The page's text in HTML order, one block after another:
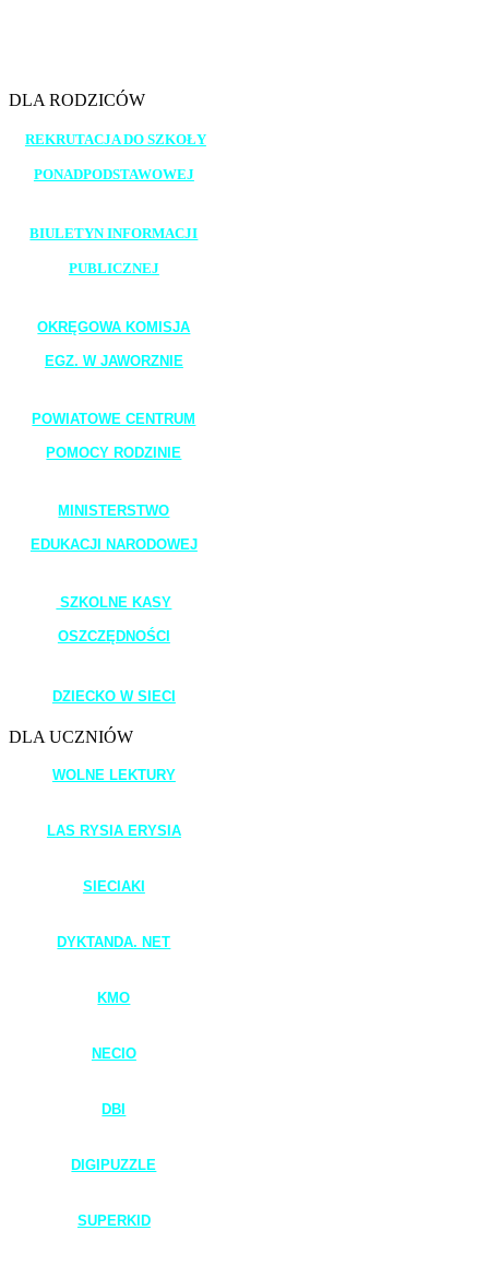
DLA RODZICÓW
REKRUTACJA DO SZKOŁY
PONADPODSTAWOWEJ
BIULETYN INFORMACJI
PUBLICZNEJ
OKRĘGOWA KOMISJA
EGZ. W JAWORZNIE
POWIATOWE CENTRUM
POMOCY RODZINIE
MINISTERSTWO
EDUKACJI NARODOWEJ
SZKOLNE KASY
OSZCZĘDNOŚCI
DZIECKO W SIECI
DLA UCZNIÓW
WOLNE LEKTURY
LAS RYSIA ERYSIA
SIECIAKI
DYKTANDA. NET
KMO
NECIO
DBI
DIGIPUZZLE
SUPERKID